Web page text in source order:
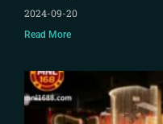
2024-09-20
Read More